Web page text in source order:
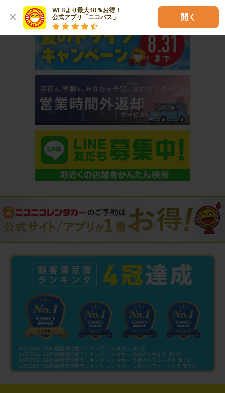
WEBより最大30％お得！
公式アプリ「ニコパス」
開く